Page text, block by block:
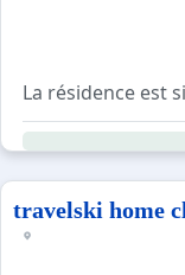
La résidence est
Elle est
Casier à ski
Tous les
Parkings
travelski home